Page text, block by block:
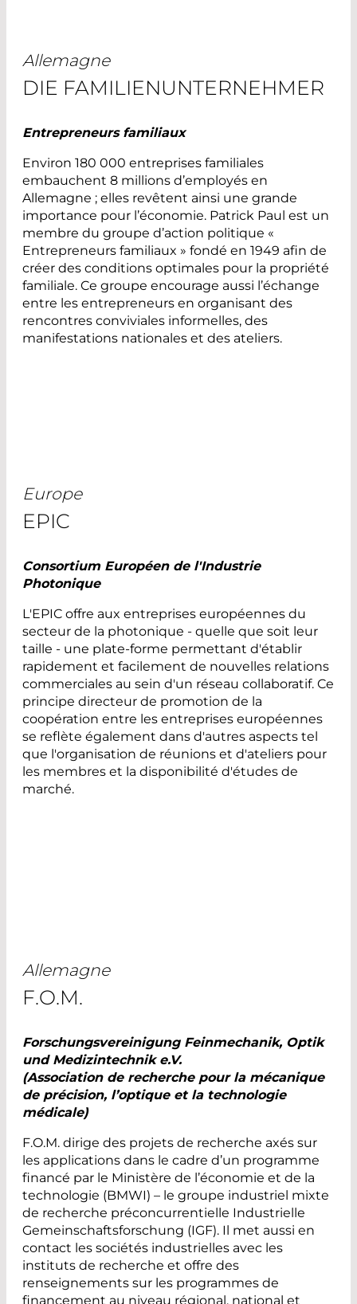
Allemagne
DIE FAMILIENUNTERNEHMER
Entrepreneurs familiaux
Environ 180 000 entreprises familiales
embauchent 8 millions d’employés en
Allemagne ; elles revêtent ainsi une grande
importance pour l’économie. Patrick Paul est un
membre du groupe d’action politique «
Entrepreneurs familiaux » fondé en 1949 afin de
créer des conditions optimales pour la propriété
familiale. Ce groupe encourage aussi l’échange
entre les entrepreneurs en organisant des
rencontres conviviales informelles, des
manifestations nationales et des ateliers.
Europe
EPIC
Consortium Européen de l'Industrie
Photonique
L'EPIC offre aux entreprises européennes du
secteur de la photonique - quelle que soit leur
taille - une plate-forme permettant d'établir
rapidement et facilement de nouvelles relations
commerciales au sein d'un réseau collaboratif. Ce
principe directeur de promotion de la
coopération entre les entreprises européennes
se reflète également dans d'autres aspects tel
que l'organisation de réunions et d'ateliers pour
les membres et la disponibilité d'études de
marché.
Allemagne
F.O.M.
Forschungsvereinigung Feinmechanik, Optik
und Medizintechnik e.V.
(Association de recherche pour la mécanique
de précision, l’optique et la technologie
médicale)
F.O.M. dirige des projets de recherche axés sur
les applications dans le cadre d’un programme
financé par le Ministère de l’économie et de la
technologie (BMWI) – le groupe industriel mixte
de recherche préconcurrentielle Industrielle
Gemeinschaftsforschung (IGF). Il met aussi en
contact les sociétés industrielles avec les
instituts de recherche et offre des
renseignements sur les programmes de
financement au niveau régional, national et